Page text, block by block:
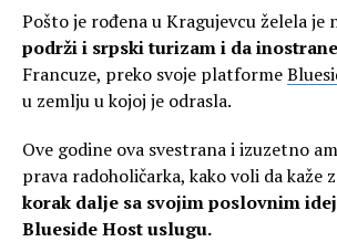
Pošto je rođena u Kragujevcu želela je
podrži i srpski turizam i da
Francuze, preko svoje platforme
u zemlju u kojoj je odrasla.
Ove godine ova svestrana i izuzetno
prava radoholičarka, kako voli da kaže
korak dalje sa svojim poslovnim
Blueside Host uslugu.